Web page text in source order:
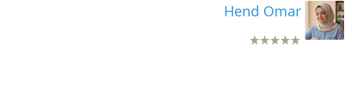
Hend Omar